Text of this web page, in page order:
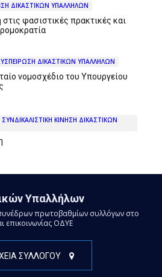
ΔΙΚΑΣΤΙΚΩΝ ΥΠΑΛΛΗΛΩΝ
στις φασιστικές πρακτικές και
ΔΙΚΑΣΤΙΚΩΝ ΥΠΑΛΛΗΛΩΝ
νομοσχέδιο του Υπουργείου
ΚΙΝΗΣΗ ΔΙΚΑΣΤΙΚΩΝ
Υπαλλήλων
πρωτοβαθμίων συλλόγων στο
επικοινωνίας ΟΔΥΕ
ΣΥΛΛΟΓΟΥ